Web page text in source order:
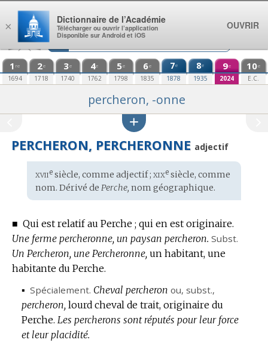
Aller au contenu
1 re
1694
2e
1718
3e
1740
4e
1762
5e
1798
6e
1835
7e
1878
8e
1935
9e
2024
10e
E.C.
percheron, -onne
PERCHERON, PERCHERONNE adjectif
Étymologie
:
xviiesiècle, comme adjectif ; xixesiècle, comme
nom. Dérivé de Perche, nom géographique.
■ Qui est relatif au Perche ; qui en est originaire.
Une ferme percheronne, un paysan percheron. Subst.
Un Percheron, une Percheronne, un habitant, une
habitante du Perche.
▪ Spécialement. Cheval percheron ou, subst.,
percheron, lourd cheval de trait, originaire du
Perche. Les percherons sont réputés pour leur force
et leur placidité.
×
Dictionnaire de l’Académie
Télécharger ou ouvrir l’application
Disponible sur Android et iOS
OUVRIR